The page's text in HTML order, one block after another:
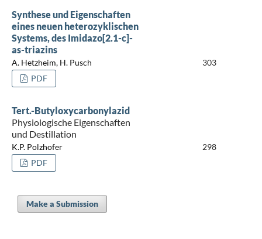
Synthese und Eigenschaften
eines neuen heterozyklischen
Systems, des Imidazo[2.1-c]-
as-triazins
A. Hetzheim, H. Pusch
303
PDF
Tert.-Butyloxycarbonylazid
Physiologische Eigenschaften
und Destillation
K.P. Polzhofer
298
PDF
Make a Submission